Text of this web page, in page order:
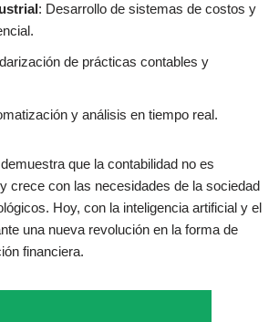
: Desarrollo de sistemas de costos y
de prácticas contables y
y análisis en tiempo real.
que la contabilidad no es
crece con las necesidades de la sociedad
Hoy, con la inteligencia artificial y el
una nueva revolución en la forma de
financiera.